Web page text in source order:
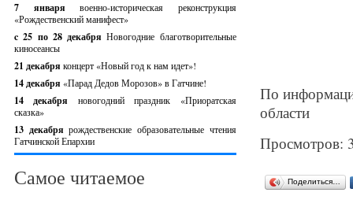
7 январявоенно-историческая реконструкция
«Рождественский манифест»
c 25 по 28 декабряНовогодние благотворительные
киносеансы
21 декабря концерт «Новый год к нам идет»!
14 декабря «Парад Дедов Морозов» в Гатчине!
14 декабря новогодний праздник «Приоратская
сказка»
13 декабрярождественские образовательные чтения
Гатчинской Епархии
Самое читаемое
По
области
Просмотров:
Поделиться…